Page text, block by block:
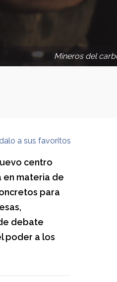
Mineros del
a sus favoritos
centro
en materia de
para
debate
poder a los